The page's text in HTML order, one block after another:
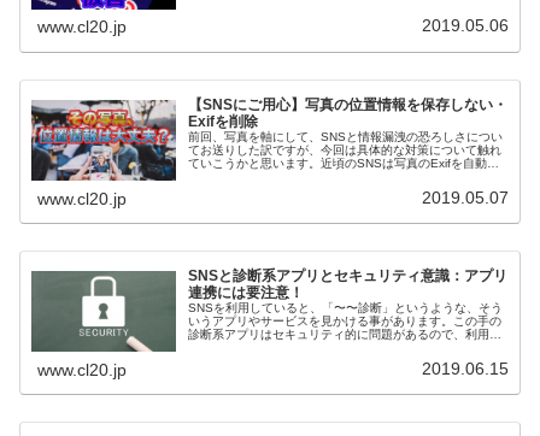
www.cl20.jp 2019.05.06
【SNSにご用心】写真の位置情報を保存しない・
Exifを削除
前回、写真を軸にして、SNSと情報漏洩の恐ろしさについ
てお送りした訳ですが、今回は具体的な対策について触れ
ていこうかと思います。近頃のSNSは写真のExifを自動削
www.cl20.jp 2019.05.07
SNSと診断系アプリとセキュリティ意識：アプリ
連携には要注意！
SNSを利用していると、「〜〜診断」というような、そう
いうアプリやサービスを見かける事があります。この手の
診断系アプリはセキュリティ的に問題があるので、利用す
www.cl20.jp 2019.06.15